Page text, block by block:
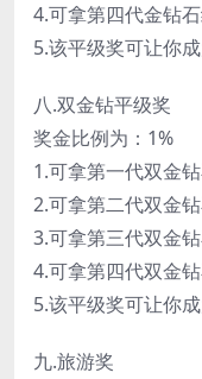
4.可拿第四代金钻
5.该平级奖可让你成
八.双金钻平级奖
奖金比例为：1%
1.可拿第一代双金
2.可拿第二代双金
3.可拿第三代双金
4.可拿第四代双金
5.该平级奖可让你成
九.旅游奖